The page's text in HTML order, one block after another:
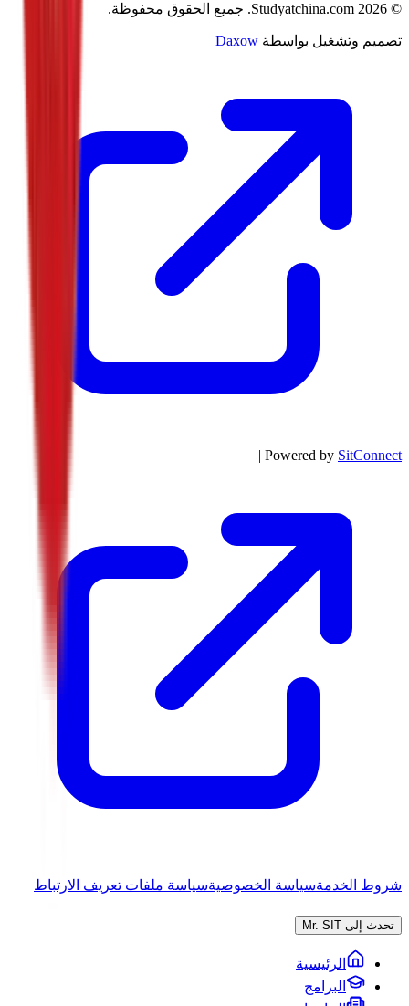
©
2026 جميع الحقوق محفوظة.
تصميم وتشغيل بواسطة Daxow
| Powered by SitConnect
شروط الخدمةسياسة الخصوصيةسياسة ملفات تعريف الارتباط
تحدث إلى Mr. SIT
الرئيسية
البرامج